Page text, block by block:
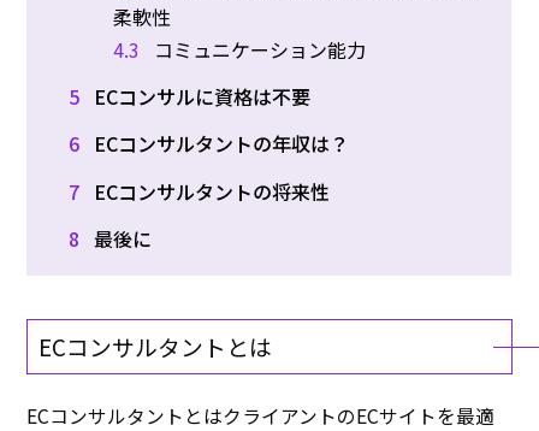
柔軟性
4.3
コミュニケーション能力
5 ECコンサルに資格は不要
6 ECコンサルタントの年収は？
7 ECコンサルタントの将来性
8 最後に
ECコンサルタントとは
ECコンサルタントとはクライアントのECサイトを最適